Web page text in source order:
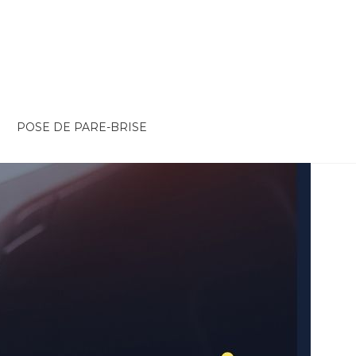
POSE DE PARE-BRISE